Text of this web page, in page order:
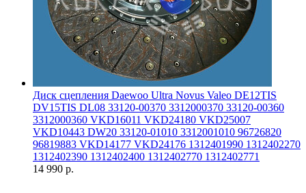
Диск сцепления Daewoo Ultra Novus Valeo DE12TIS
DV15TIS DL08 33120-00370 3312000370 33120-00360
3312000360 VKD16011 VKD24180 VKD25007
VKD10443 DW20 33120-01010 3312001010 96726820
96819883 VKD14177 VKD24176 1312401990 1312402270
1312402390 1312402400 1312402770 1312402771
14 990 р.